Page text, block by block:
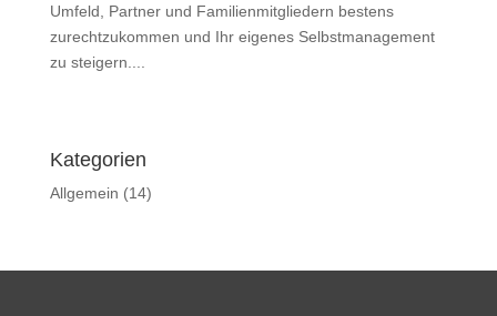
Umfeld, Partner und Familienmitgliedern bestens
zurechtzukommen und Ihr eigenes Selbstmanagement
zu steigern....
Kategorien
Allgemein (14)